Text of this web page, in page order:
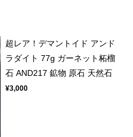
超レア！デマントイド アンド
ラダイト 77g ガーネット柘榴
石 AND217 鉱物 原石 天然石
¥3,000